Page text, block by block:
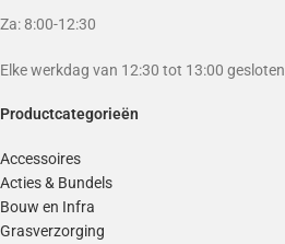
Za: 8:00-12:30
Elke werkdag van 12:30 tot 13:00 gesloten
Productcategorieën
Accessoires
Acties & Bundels
Bouw en Infra
Grasverzorging